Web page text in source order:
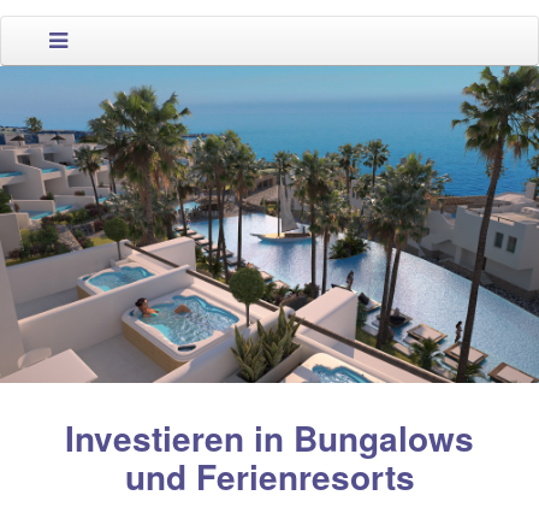
Investieren in Bungalows
und Ferienresorts